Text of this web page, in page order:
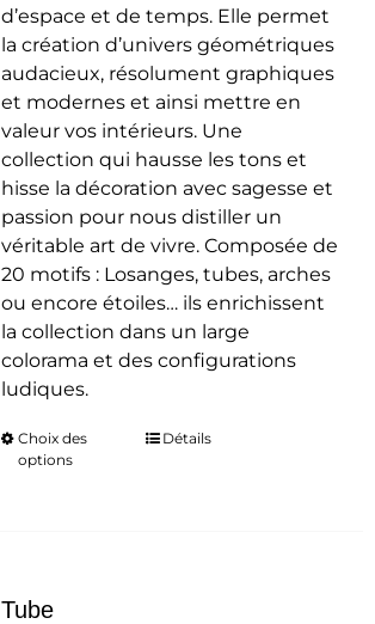
d’espace et de temps. Elle permet
la création d’univers géométriques
audacieux, résolument graphiques
et modernes et ainsi mettre en
valeur vos intérieurs. Une
collection qui hausse les tons et
hisse la décoration avec sagesse et
passion pour nous distiller un
véritable art de vivre. Composée de
20 motifs : Losanges, tubes, arches
ou encore étoiles… ils enrichissent
la collection dans un large
colorama et des configurations
ludiques.
Choix des
options
CeDétails
Tube